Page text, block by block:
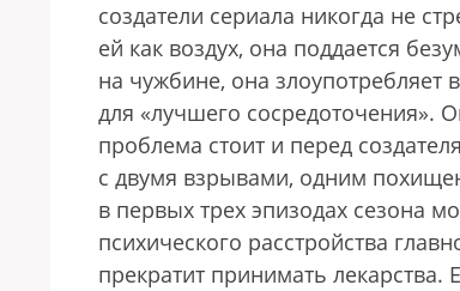
создатели сериала никогда не
ей как воздух, она поддается
на чужбине, она
для «лучшего сосредоточения».
проблема стоит и перед
с двумя взрывами, одним
в первых трех эпизодах сезона
психического расстройства
прекратит принимать лекарства.